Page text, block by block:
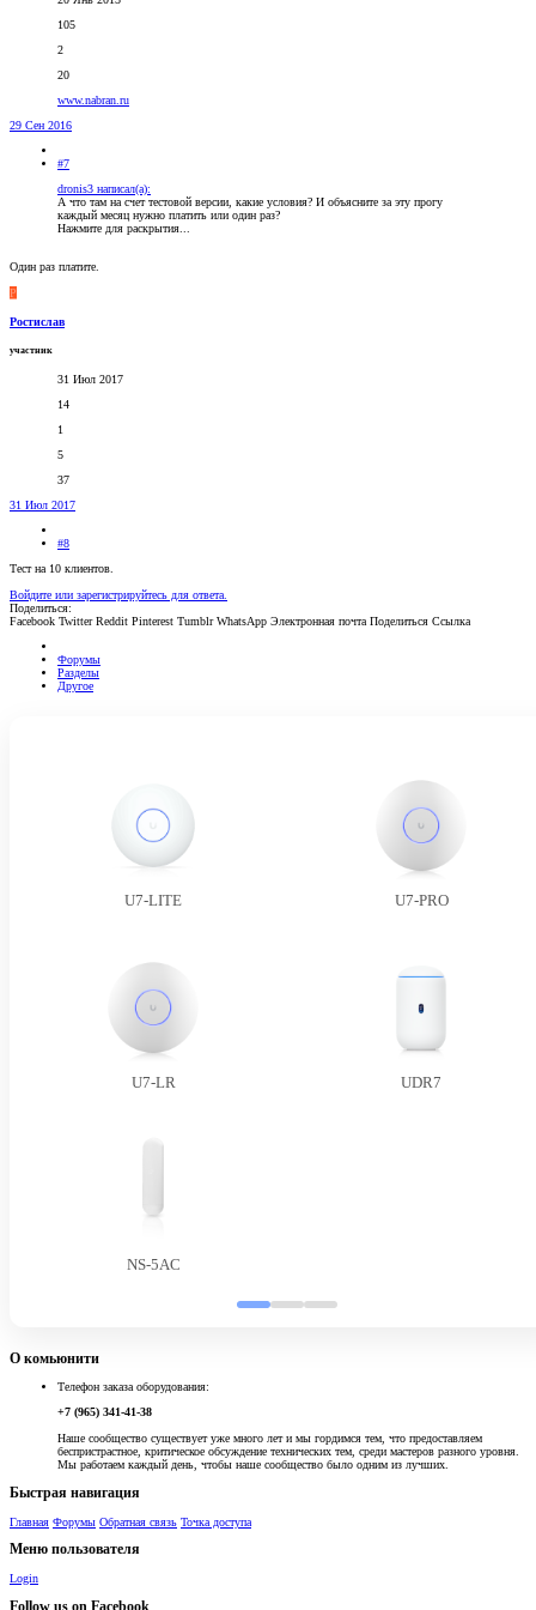
105
2
20
www.nabran.ru
29 Сен 2016
#7
dronis3 написал(а):
А что там на счет тестовой версии, какие условия? И объясните за эту прогу
каждый месяц нужно платить или один раз?
Нажмите для раскрытия...
Один раз платите.
Р
Ростислав
участник
31 Июл 2017
14
1
5
37
31 Июл 2017
#8
Тест на 10 клиентов.
Войдите или зарегистрируйтесь для ответа.
Поделиться:
Facebook Twitter Reddit Pinterest Tumblr WhatsApp Электронная почта Поделиться Ссылка
Форумы
Разделы
Другое
U7-LITE U7-PRO
U7-LR UDR7
NS-5AC
О комьюнити
Телефон заказа оборудования:
+7 (965) 341-41-38
Наше сообщество существует уже много лет и мы гордимся тем, что предоставляем
беспристрастное, критическое обсуждение технических тем, среди мастеров разного уровня.
Мы работаем каждый день, чтобы наше сообщество было одним из лучших.
Быстрая навигация
Главная Форумы Обратная связь Точка доступа
Меню пользователя
Login
Follow us on Facebook